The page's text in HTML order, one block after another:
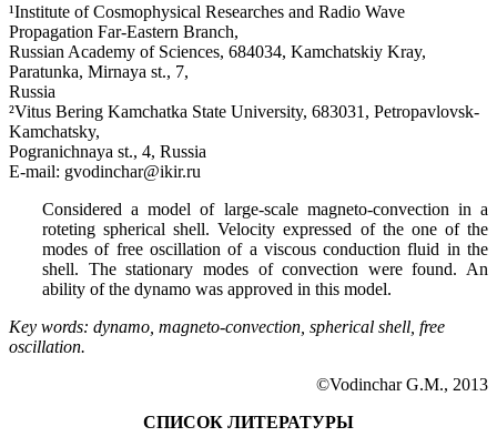
¹Institute of Cosmophysical Researches and Radio Wave
Propagation Far-Eastern Branch,
Russian Academy of Sciences, 684034, Kamchatskiy Kray,
Paratunka, Mirnaya st., 7,
Russia
²Vitus Bering Kamchatka State University, 683031, Petropavlovsk-
Kamchatsky,
Pogranichnaya st., 4, Russia
E-mail: gvodinchar@ikir.ru
Considered a model of large-scale magneto-convection in a
roteting spherical shell. Velocity expressed of the one of the
modes of free oscillation of a viscous conduction fluid in the
shell. The stationary modes of convection were found. An
ability of the dynamo was approved in this model.
Key words: dynamo, magneto-convection, spherical shell, free
oscillation.
©Vodinchar G.M., 2013
СПИСОК ЛИТЕРАТУРЫ